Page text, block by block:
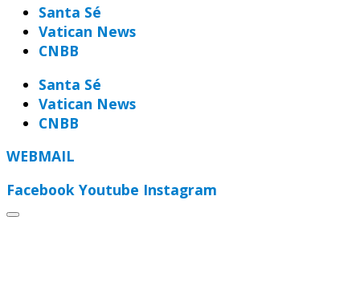
Santa Sé
Vatican News
CNBB
Santa Sé
Vatican News
CNBB
WEBMAIL
Facebook Youtube Instagram